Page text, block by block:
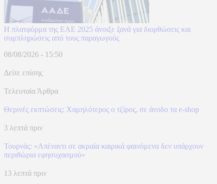
Η πλατφόρμα της ΕΑΕ 2025 άνοιξε ξανά για διορθώσεις και
συμπληρώσεις από τους παραγωγούς
08/08/2026 - 15:50
Δείτε επίσης
Τελευταία Άρθρα
Θερινές εκπτώσεις: Χαμηλότερος ο τζίρος, σε άνοδο τα e-shop
3 λεπτά πριν
Τουρνάς: «Απέναντι σε ακραία καιρικά φαινόμενα δεν υπάρχουν
περιθώρια εφησυχασμού»
13 λεπτά πριν